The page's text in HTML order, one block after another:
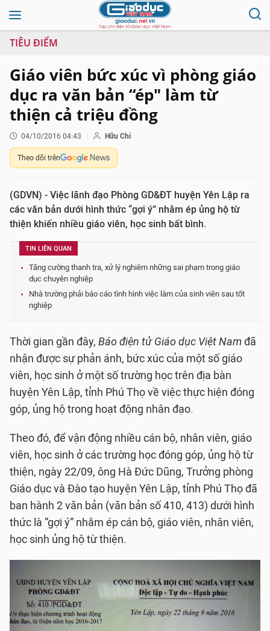
TIÊU ĐIỂM
Giáo viên bức xúc vì phòng giáo
dục ra văn bản “ép" làm từ
thiện cả triệu đồng
04/10/2016 04:43 Hữu Chí
Theo dõi trên
(GDVN) - Việc lãnh đạo Phòng GD&ĐT huyện Yên Lập ra
các văn bản dưới hình thức “gợi ý” nhằm ép ủng hộ từ
thiện khiến nhiều giáo viên, học sinh bất bình.
TIN LIÊN QUAN
Tăng cường thanh tra, xử lý nghiêm những sai phạm trong giáo
dục chuyên nghiệp
Nhà trường phải báo cáo tình hình việc làm của sinh viên sau tốt
nghiệp
Thời gian gần đây, Báo điện tử Giáo dục Việt Namđã
nhận được sự phản ánh, bức xúc của một số giáo
viên, học sinh ở một số trường học trên địa bàn
huyện Yên Lập, tỉnh Phú Thọ về việc thực hiện đóng
góp, ủng hộ trong hoạt động nhân đạo.
Theo đó, để vận động nhiều cán bộ, nhân viên, giáo
viên, học sinh ở các trường học đóng góp, ủng hộ từ
thiện, ngày 22/09, ông Hà Đức Dũng, Trưởng phòng
Giáo dục và Đào tạo huyện Yên Lập, tỉnh Phú Thọ đã
ban hành 2 văn bản (văn bản số 410, 413) dưới hình
thức là “gợi ý” nhằm ép cán bộ, giáo viên, nhân viên,
học sinh ủng hộ từ thiện.